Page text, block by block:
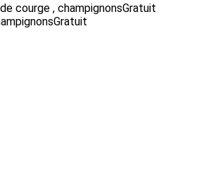
courge , champignonsGratuit
Gratuit